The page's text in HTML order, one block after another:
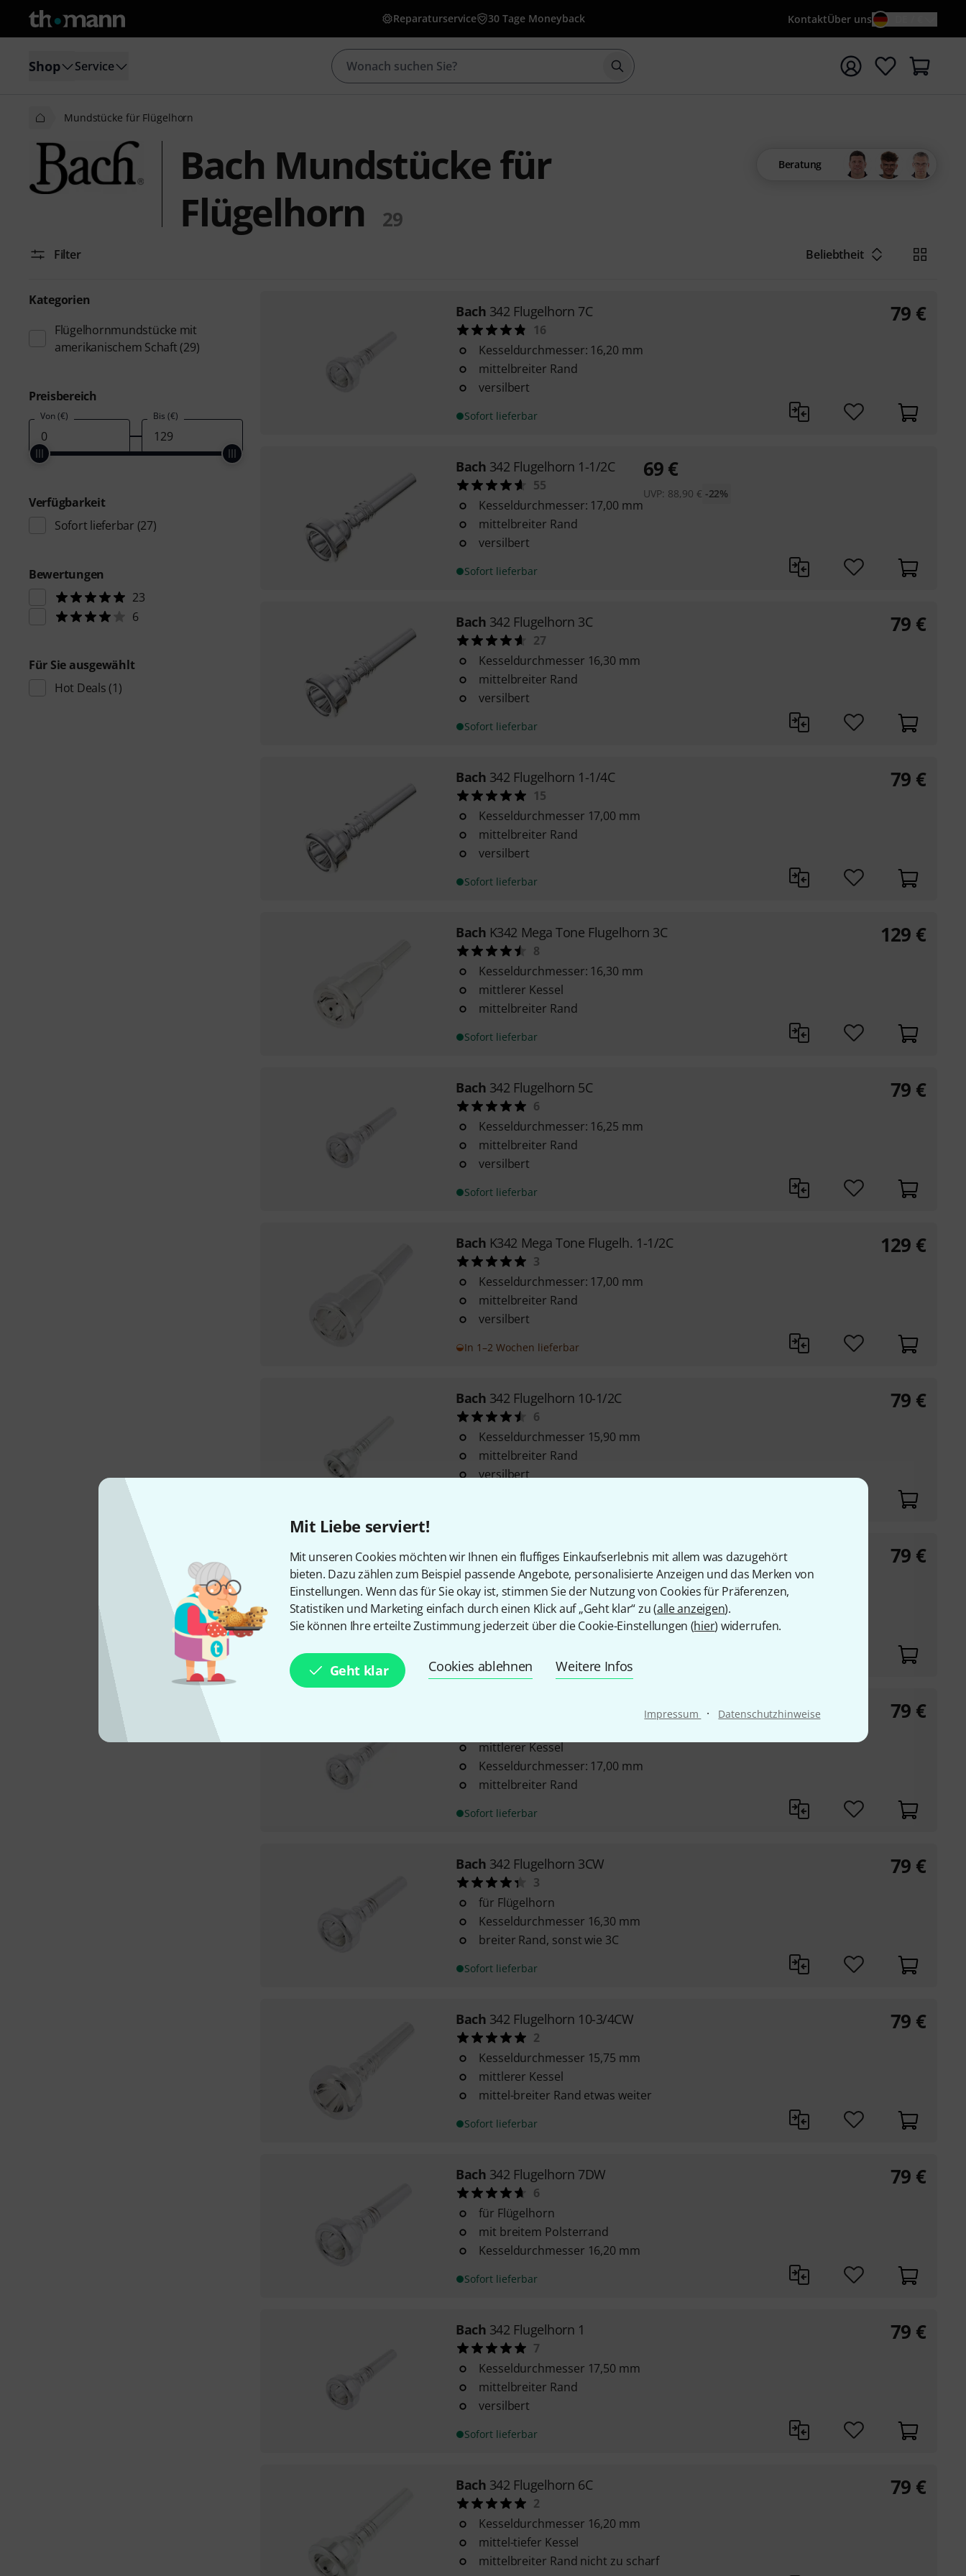
Mit Liebe serviert!
Mit unseren Cookies möchten wir Ihnen ein fluffiges Einkaufserlebnis mit allem was dazugehört
bieten. Dazu zählen zum Beispiel passende Angebote, personalisierte Anzeigen und das Merken von
Einstellungen. Wenn das für Sie okay ist, stimmen Sie der Nutzung von Cookies für Präferenzen,
Statistiken und Marketing einfach durch einen Klick auf „Geht klar“ zu (alle anzeigen).
Sie können Ihre erteilte Zustimmung jederzeit über die Cookie-Einstellungen (hier) widerrufen.
Geht klar Cookies ablehnen Weitere Infos
Impressum · Datenschutzhinweise
Reparaturservice 30 Tage Moneyback KontaktÜber uns
Shop Service Suche mit Suchwort {searchTerm} starten
Mundstücke für Flügelhorn
Bach Mundstücke für
Flügelhorn
29
Beratung
Filter Beliebtheit
Kategorien
Flügelhornmundstücke mit
amerikanischem Schaft (29)
Preisbereich
Von (€) Bis (€)
Verfügbarkeit
Sofort lieferbar (27)
Bewertungen
23
6
Für Sie ausgewählt
Hot Deals (1)
Bach 342 Flugelhorn 7C
16
Kesseldurchmesser: 16,20 mm
mittelbreiter Rand
versilbert
Sofort lieferbar
79 €
Bach 342 Flugelhorn 1-1/2C
55
Kesseldurchmesser: 17,00 mm
mittelbreiter Rand
versilbert
Sofort lieferbar
69€
UVP: 88,90 € -22%
Bach 342 Flugelhorn 3C
27
Kesseldurchmesser 16,30 mm
mittelbreiter Rand
versilbert
Sofort lieferbar
79 €
Bach 342 Flugelhorn 1-1/4C
15
Kesseldurchmesser 17,00 mm
mittelbreiter Rand
versilbert
Sofort lieferbar
79 €
Bach K342 Mega Tone Flugelhorn 3C
8
Kesseldurchmesser: 16,30 mm
mittlerer Kessel
mittelbreiter Rand
Sofort lieferbar
129 €
Bach 342 Flugelhorn 5C
6
Kesseldurchmesser: 16,25 mm
mittelbreiter Rand
versilbert
Sofort lieferbar
79 €
Bach K342 Mega Tone Flugelh. 1-1/2C
3
Kesseldurchmesser: 17,00 mm
mittelbreiter Rand
versilbert
In 1–2 Wochen lieferbar
129 €
Bach 342 Flugelhorn 10-1/2C
6
Kesseldurchmesser 15,90 mm
mittelbreiter Rand
versilbert
79 €
Bach342 Flugelhorn 1X
4
extra tiefer Kessel
Kesseldurchmesser 17,00 mm
mittelbreiter Rand
Sofort lieferbar
79 €
mittlerer Kessel
Kesseldurchmesser: 17,00 mm
mittelbreiter Rand
Sofort lieferbar
79 €
Bach 342 Flugelhorn 3CW
3
für Flügelhorn
Kesseldurchmesser 16,30 mm
breiter Rand, sonst wie 3C
Sofort lieferbar
79 €
Bach 342 Flugelhorn 10-3/4CW
2
Kesseldurchmesser 15,75 mm
mittlerer Kessel
mittel-breiter Rand etwas weiter
Sofort lieferbar
79 €
Bach 342 Flugelhorn 7DW
6
für Flügelhorn
mit breitem Polsterrand
Kesseldurchmesser 16,20 mm
Sofort lieferbar
79 €
Bach 342 Flugelhorn 1
7
Kesseldurchmesser 17,50 mm
mittelbreiter Rand
versilbert
Sofort lieferbar
79 €
Bach 342 Flugelhorn 6C
2
Kesseldurchmesser 16,20 mm
mittel-tiefer Kessel
mittelbreiter Rand nicht zu scharf
79 €